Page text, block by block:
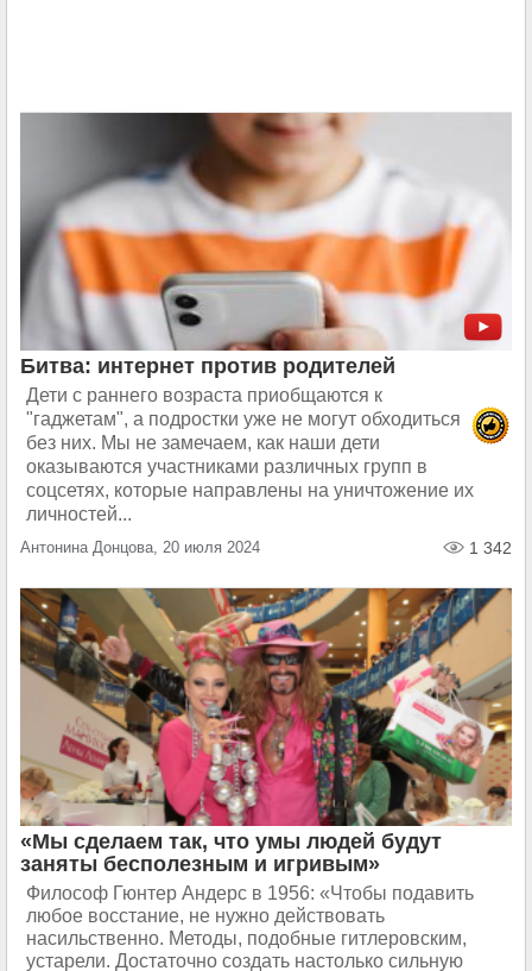
Битва: интернет против родителей
Дети с раннего возраста приобщаются к
"гаджетам", а подростки уже не могут обходиться
без них. Мы не замечаем, как наши дети
оказываются участниками различных групп в
соцсетях, которые направлены на уничтожение их
личностей...
Антонина Донцова, 20 июля 2024 1 342
«Мы сделаем так, что умы людей будут
заняты бесполезным и игривым»
Философ Гюнтер Андерс в 1956: «Чтобы подавить
любое восстание, не нужно действовать
насильственно. Методы, подобные гитлеровским,
устарели. Достаточно создать настолько сильную